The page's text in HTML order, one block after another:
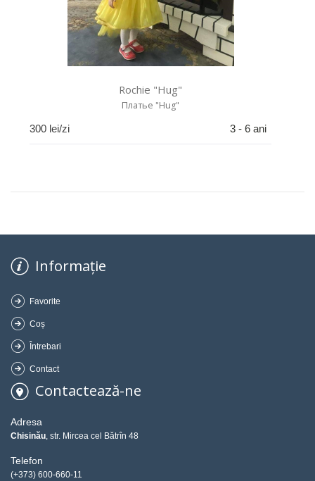
Rochie "Hug"
Платье "Hug"
300 lei/zi 3 - 6 ani
Informație
Favorite
Coș
Întrebari
Contact
Contactează-ne
Adresa
Chisinău, str. Mircea cel Bătrîn 48
Telefon
(+373) 600-660-11